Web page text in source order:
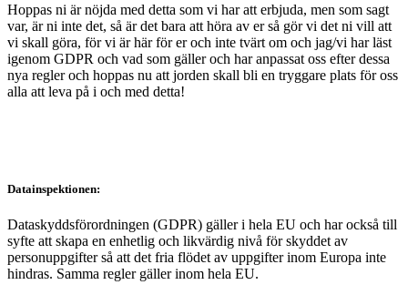
Hoppas ni är nöjda med detta som vi har att erbjuda, men som sagt
var, är ni inte det, så är det bara att höra av er så gör vi det ni vill att
vi skall göra, för vi är här för er och inte tvärt om och jag/vi har läst
igenom GDPR och vad som gäller och har anpassat oss efter dessa
nya regler och hoppas nu att jorden skall bli en tryggare plats för oss
alla att leva på i och med detta!
Datainspektionen:
Dataskyddsförordningen (GDPR) gäller i hela EU och har också till
syfte att skapa en enhetlig och likvärdig nivå för skyddet av
personuppgifter så att det fria flödet av uppgifter inom Europa inte
hindras. Samma regler gäller inom hela EU.